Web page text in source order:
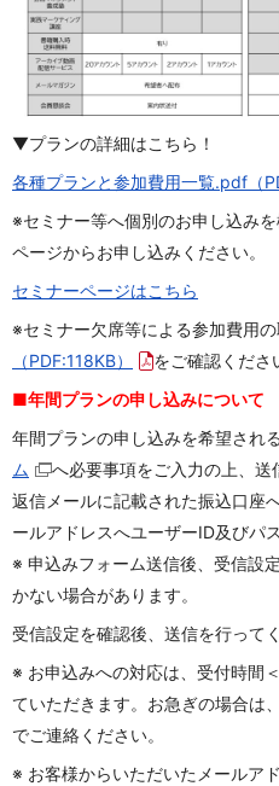
▼プランの詳細はこちら！
各種プランと参加費用一覧.pdf （
※セミナー等へ個別のお申し込み
ページからお申し込みください。
セミナーページはこちら
※セミナー欠席等による参加費用の
（PDF:118KB）
をご確認くださ
■年間プランの申し込みについて
年間プランの申し込みを希望され
ム
へ必要事項をご入力の上、
返信メールに記載された振込口座
ールアドレスへユーザーID及びパ
※ 申込みフォーム送信後、受信設
かない場合があります。
受信設定を確認後、送信を行ってく
※ お申込みへの対応は、受付時間
ていただきます。お急ぎの場合は
でご連絡ください。
※ お客様からいただいたメールア